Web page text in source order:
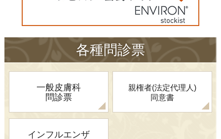
各種問診票
一般皮膚科
問診票
親権者(法定代理人)
同意書
インフルエンザ